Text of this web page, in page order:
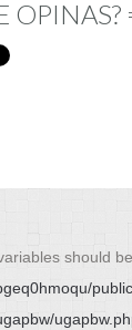
OPINAS?
should